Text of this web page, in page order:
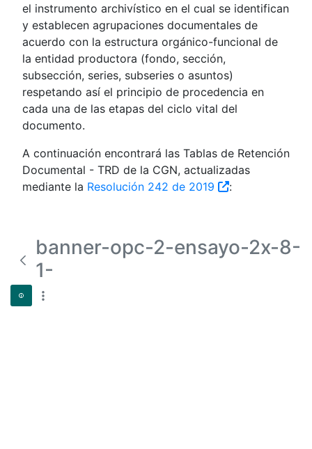
el instrumento archivístico en el cual se identifican
y establecen agrupaciones documentales de
acuerdo con la estructura orgánico-funcional de
la entidad productora (fondo, sección,
subsección, series, subseries o asuntos)
respetando así el principio de procedencia en
cada una de las etapas del ciclo vital del
documento.
A continuación encontrará las Tablas de Retención
Documental - TRD de la CGN, actualizadas
mediante la Resolución 242 de 2019 :
banner-opc-2-ensayo-2x-8-
1-